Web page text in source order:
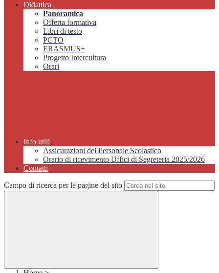
Didattica
Panoramica
Offerta formativa
Libri di testo
PCTO
ERASMUS+
Progetto Intercultura
Orari
Info utili
Assicurazioni del Personale Scolastico
Orario di ricevimento Uffici di Segreteria 2025/2026
Contatti
Campo di ricerca per le pagine del sito